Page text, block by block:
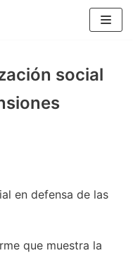
social
en defensa de las
que muestra la